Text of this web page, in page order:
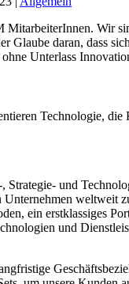
Wir
Glaube daran, dass
Unterlass
Technologie,
und
weltweit
ein erstklassiges
und